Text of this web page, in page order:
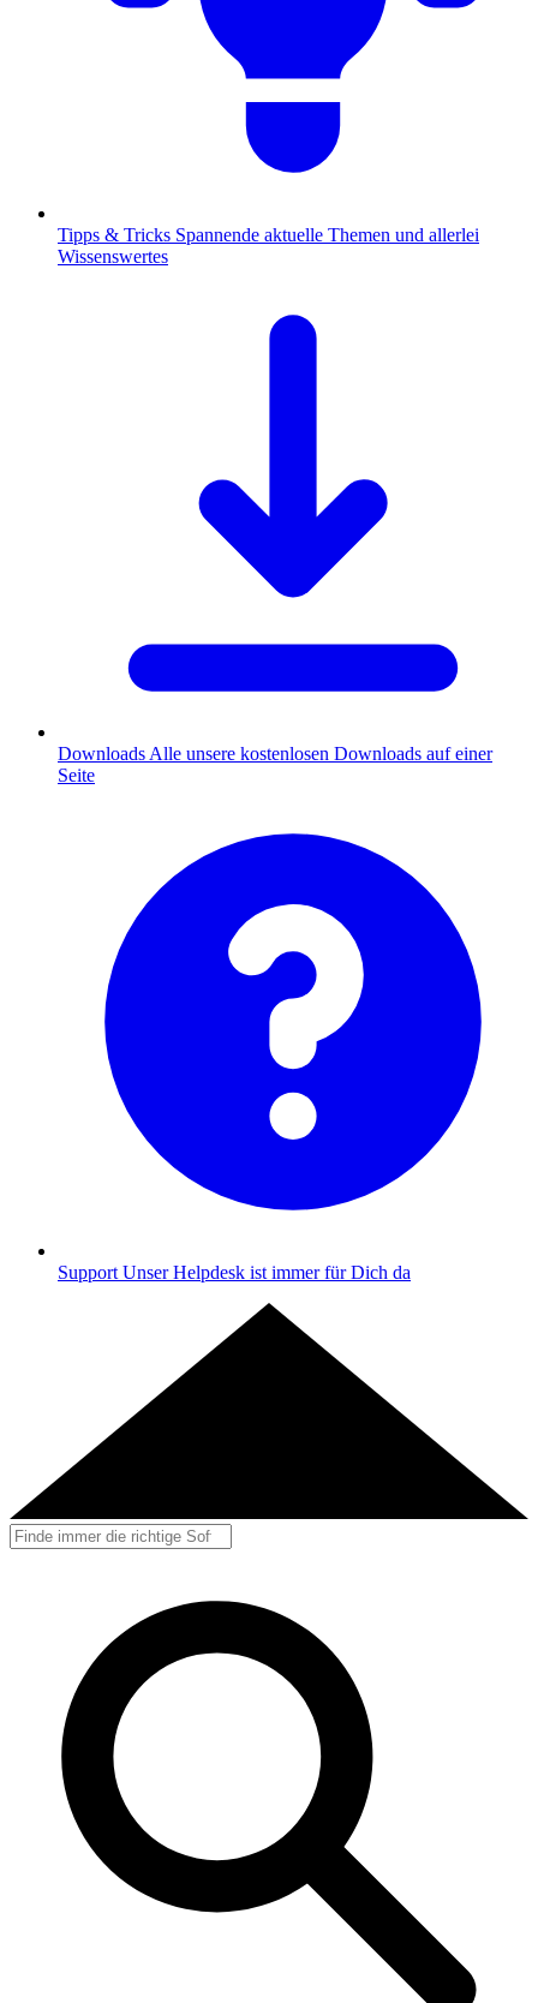
Tipps & Tricks Spannende aktuelle Themen und allerlei
Wissenswertes
Downloads Alle unsere kostenlosen Downloads auf einer
Seite
Support Unser Helpdesk ist immer für Dich da